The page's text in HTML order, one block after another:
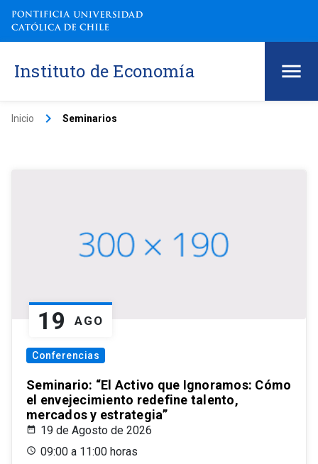
Instituto de Economía
Inicio keyboard_arrow_right Seminarios
19 AGO
Conferencias
Seminario: “El Activo que Ignoramos: Cómo
el envejecimiento redefine talento,
mercados y estrategia”
19 de Agosto de 2026
09:00 a 11:00 horas